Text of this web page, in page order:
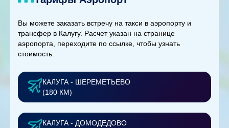
Вы можете заказать встречу на такси в аэропорту и
трансфер в Калугу. Расчет указан на странице
аэропорта, переходите по ссылке, чтобы узнать
стоимость.
КАЛУГА - ШЕРЕМЕТЬЕВО
(180 КМ)
КАЛУГА - ДОМОДЕДОВО